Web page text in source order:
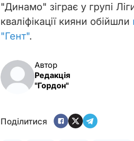
"Динамо" зіграє у групі
кваліфікації кияни обійшли
"Гент".
Автор
Редакція
"Гордон"
Поділитися